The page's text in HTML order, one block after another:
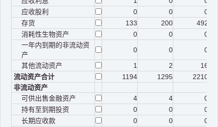
应收股利
0 0
0
存货
133 200
492
消耗性生物资产
0 0
0
一年内到期的非流动资
产
0 0
0
其他流动资产
1 2
16
流动资产合计
1194 1295
2210
非流动资产
可供出售金融资产
4 4
0
持有至到期投资
0 0
0
长期应收款
0 0
0